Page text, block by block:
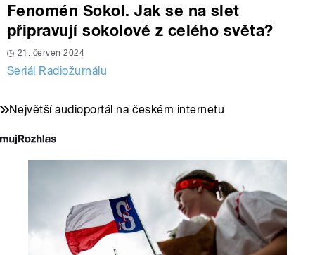
Fenomén Sokol. Jak se na slet
připravují sokolové z celého světa?
21. červen 2024
Seriál Radiožurnálu
Největší audioportál na českém internetu